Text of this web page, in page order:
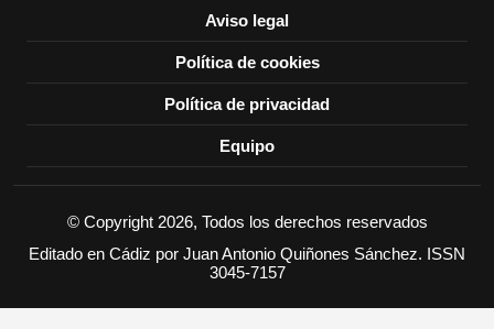
Aviso legal
Política de cookies
Política de privacidad
Equipo
© Copyright 2026, Todos los derechos reservados
Editado en Cádiz por Juan Antonio Quiñones Sánchez. ISSN
3045-7157